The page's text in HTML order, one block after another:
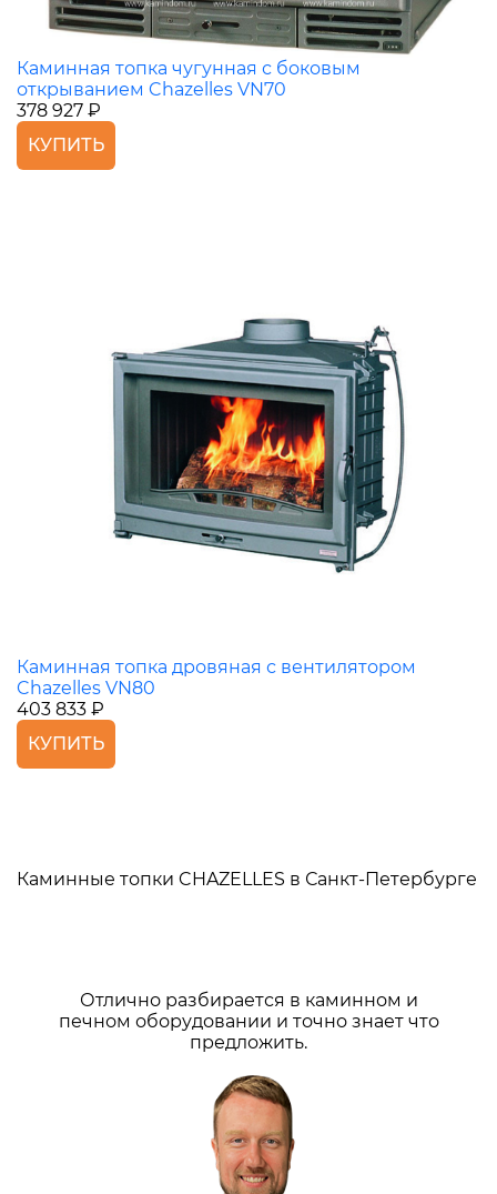
Каминная топка чугунная с боковым
открыванием Chazelles VN70
378 927 ₽
КУПИТЬ
Каминная топка дровяная с вентилятором
Chazelles VN80
403 833 ₽
КУПИТЬ
Каминные топки CHAZELLES в Санкт-Петербурге
Отлично разбирается в каминном и
печном оборудовании и точно знает что
предложить.